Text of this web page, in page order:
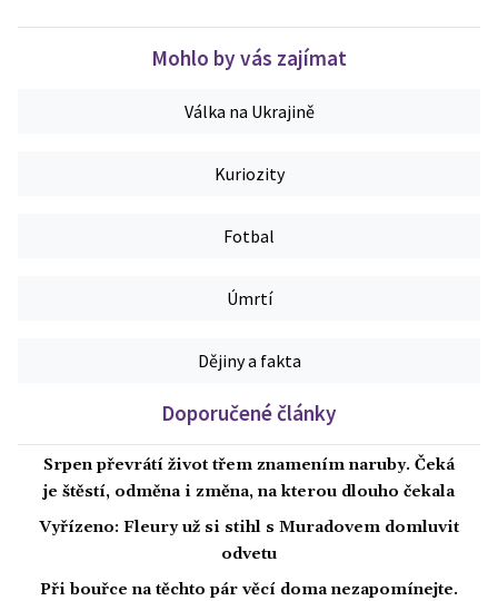
Mohlo by vás zajímat
Válka na Ukrajině
Kuriozity
Fotbal
Úmrtí
Dějiny a fakta
Doporučené články
Srpen převrátí život třem znamením naruby. Čeká
je štěstí, odměna i změna, na kterou dlouho čekala
Vyřízeno: Fleury už si stihl s Muradovem domluvit
odvetu
Při bouřce na těchto pár věcí doma nezapomínejte.